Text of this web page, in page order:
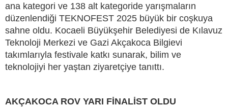
ana kategori ve 138 alt kategoride yarışmaların
düzenlendiği TEKNOFEST 2025 büyük bir coşkuya
sahne oldu. Kocaeli Büyükşehir Belediyesi de Kılavuz
Teknoloji Merkezi ve Gazi Akçakoca Bilgievi
takımlarıyla festivale katkı sunarak, bilim ve
teknolojiyi her yaştan ziyaretçiye tanıttı.
AKÇAKOCA ROV YARI FİNALİST OLDU